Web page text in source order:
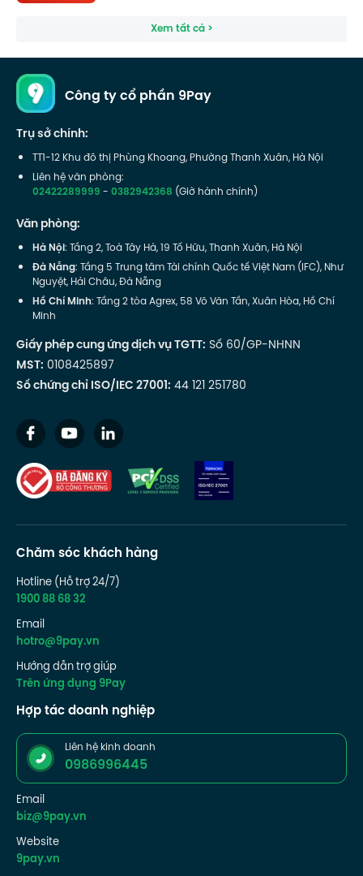
Xem tất cả >
Công ty cổ phần 9Pay
Trụ sở chính:
TT1-12 Khu đô thị Phùng Khoang, Phường Thanh Xuân, Hà Nội
Liên hệ văn phòng:
02422289999-0382942368 (Giờ hành chính)
Văn phòng:
Hà Nội: Tầng 2, Toà Tây Hà, 19 Tố Hữu, Thanh Xuân, Hà Nội
Đà Nẵng: Tầng 5 Trung tâm Tài chính Quốc tế Việt Nam (IFC), Như
Nguyệt, Hải Châu, Đà Nẵng
Hồ Chí Minh: Tầng 2 tòa Agrex, 58 Võ Văn Tần, Xuân Hòa, Hồ Chí
Minh
Giấy phép cung ứng dịch vụ TGTT: Số 60/GP-NHNN
MST: 0108425897
Số chứng chỉ ISO/IEC 27001: 44 121 251780
Chăm sóc khách hàng
Hotline (Hỗ trợ 24/7)
1900 88 68 32
Email
hotro@9pay.vn
Hướng dẫn trợ giúp
Trên ứng dụng 9Pay
Hợp tác doanh nghiệp
Liên hệ kinh doanh
0986996445
Email
biz@9pay.vn
Website
9pay.vn